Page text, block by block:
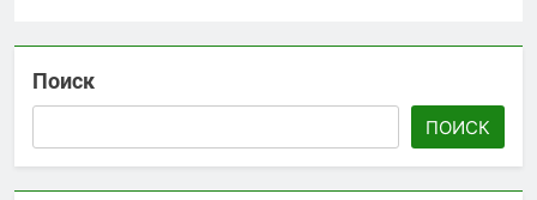
Поиск
ПОИСК